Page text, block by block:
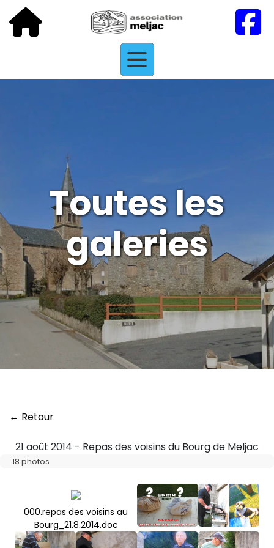
Toutes les
galeries
← Retour
21 août 2014 - Repas des voisins du Bourg de Meljac
18 photos
000.repas des voisins au
Bourg_21.8.2014.doc